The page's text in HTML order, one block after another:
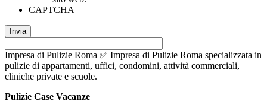
CAPTCHA
Impresa di Pulizie Roma ✅ Impresa di Pulizie Roma specializzata in
pulizie di appartamenti, uffici, condomini, attività commerciali,
cliniche private e scuole.
Pulizie Case Vacanze